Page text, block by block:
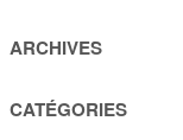
ARCHIVES
CATÉGORIES